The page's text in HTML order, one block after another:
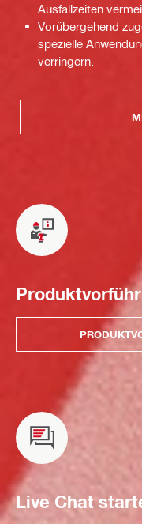
Ausfallzeiten
Vorübergehend
spezielle
verringern.
Live Chat